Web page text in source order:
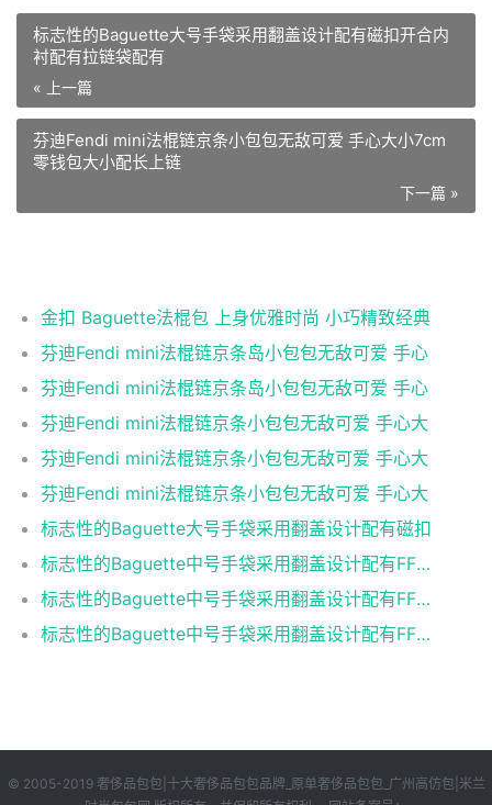
标志性的Baguette大号手袋采用翻盖设计配有磁扣开合内
衬配有拉链袋配有
« 上一篇
芬迪Fendi mini法棍链京条小包包无敌可爱 手心大小7cm
零钱包大小配长上链
下一篇 »
金扣 Baguette法棍包 上身优雅时尚 小巧精致经典
芬迪Fendi mini法棍链京条岛小包包无敌可爱 手心
芬迪Fendi mini法棍链京条岛小包包无敌可爱 手心
芬迪Fendi mini法棍链京条小包包无敌可爱 手心大
芬迪Fendi mini法棍链京条小包包无敌可爱 手心大
芬迪Fendi mini法棍链京条小包包无敌可爱 手心大
标志性的Baguette大号手袋采用翻盖设计配有磁扣
标志性的Baguette中号手袋采用翻盖设计配有FF磁扣
标志性的Baguette中号手袋采用翻盖设计配有FF磁扣
标志性的Baguette中号手袋采用翻盖设计配有FF磁扣
© 2005-2019 奢侈品包包|十大奢侈品包包品牌_原单奢侈品包包_广州高仿包|米兰